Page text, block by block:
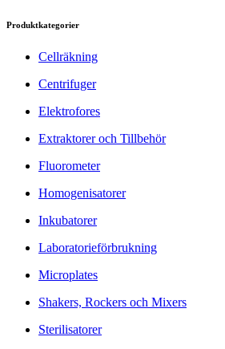
Produktkategorier
Cellräkning
Centrifuger
Elektrofores
Extraktorer och Tillbehör
Fluorometer
Homogenisatorer
Inkubatorer
Laboratorieförbrukning
Microplates
Shakers, Rockers och Mixers
Sterilisatorer